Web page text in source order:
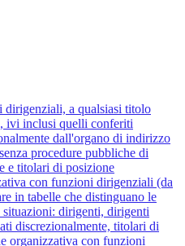
dirigenziali, a qualsiasi titolo
ivi inclusi quelli conferiti
dall'organo di indirizzo
procedure pubbliche di
e titolari di posizione
con funzioni dirigenziali (da
in tabelle che distinguano le
situazioni: dirigenti, dirigenti
discrezionalmente, titolari di
organizzativa con funzioni